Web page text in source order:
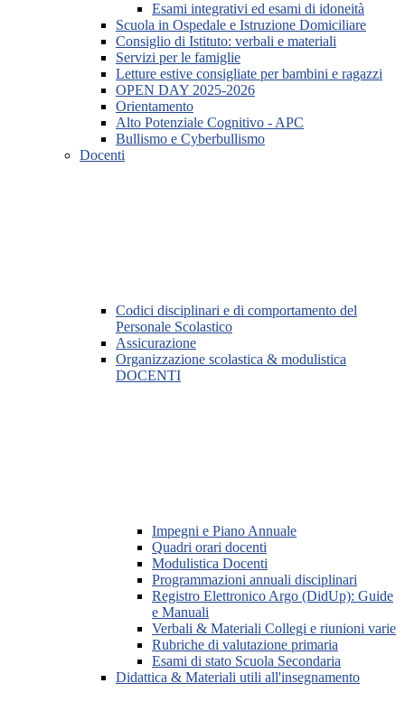
Esami integrativi ed esami di idoneità
Scuola in Ospedale e Istruzione Domiciliare
Consiglio di Istituto: verbali e materiali
Servizi per le famiglie
Letture estive consigliate per bambini e ragazzi
OPEN DAY 2025-2026
Orientamento
Alto Potenziale Cognitivo - APC
Bullismo e Cyberbullismo
Docenti
Codici disciplinari e di comportamento del
Personale Scolastico
Assicurazione
Organizzazione scolastica & modulistica
DOCENTI
Impegni e Piano Annuale
Quadri orari docenti
Modulistica Docenti
Programmazioni annuali disciplinari
Registro Elettronico Argo (DidUp): Guide
e Manuali
Verbali & Materiali Collegi e riunioni varie
Rubriche di valutazione primaria
Esami di stato Scuola Secondaria
Didattica & Materiali utili all'insegnamento